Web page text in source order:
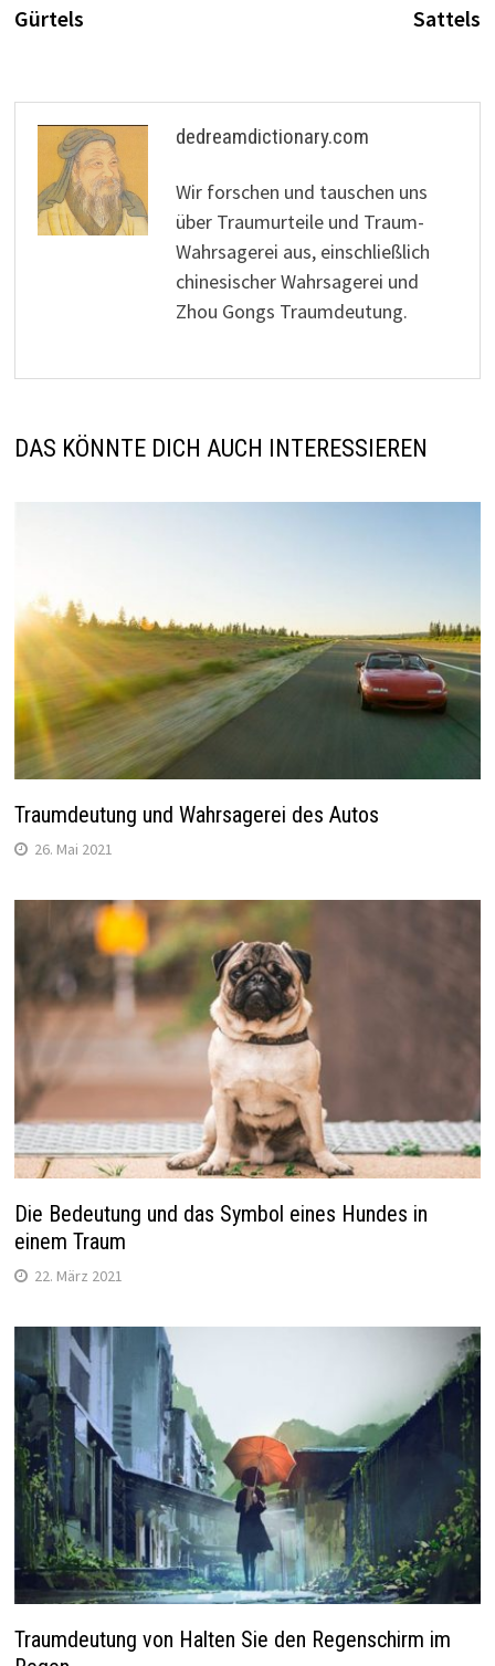
Gürtels
Sattels
dedreamdictionary.com
Wir forschen und tauschen uns
über Traumurteile und Traum-
Wahrsagerei aus, einschließlich
chinesischer Wahrsagerei und
Zhou Gongs Traumdeutung.
DAS KÖNNTE DICH AUCH INTERESSIEREN
Traumdeutung und Wahrsagerei des Autos
26. Mai 2021
Die Bedeutung und das Symbol eines Hundes in
einem Traum
22. März 2021
Traumdeutung von Halten Sie den Regenschirm im